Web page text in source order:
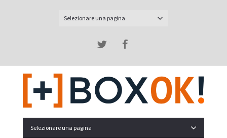
Selezionare una pagina
Twitter
Selezionare una pagina